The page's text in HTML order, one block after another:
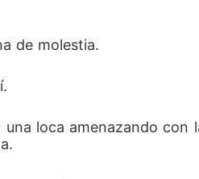
de molestia.
loca amenazando